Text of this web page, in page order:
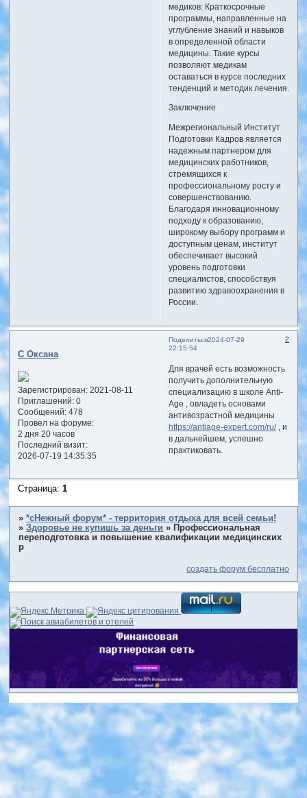
медиков: Краткосрочные
программы, направленные на
углубление знаний и навыков
в определенной области
медицины. Такие курсы
позволяют медикам
оставаться в курсе последних
тенденций и методик лечения.
Заключение
Межрегиональный Институт
Подготовки Кадров является
надежным партнером для
медицинских работников,
стремящихся к
профессиональному росту и
совершенствованию.
Благодаря инновационному
подходу к образованию,
широкому выбору программ и
доступным ценам, институт
обеспечивает высокий
уровень подготовки
специалистов, способствуя
развитию здравоохранения в
России.
Поделиться 2
2024-07-29
22:15:54
С Оксана
Зарегистрирован: 2021-08-11
Приглашений:0
Сообщений:478
Провел на форуме:
2 дня 20 часов
Последний визит:
2026-07-19 14:35:35
Для врачей есть возможность
получить дополнительную
специализацию в школе Anti-
Age , овладеть основами
антивозрастной медицины
https://antiage-expert.com/ru/, и
в дальнейшем, успешно
практиковать.
Страница:1
»*сНежный форум* - территория отдыха для всей семьи!
»Здоровье не купишь за деньги » Профессиональная
переподготовка и повышение квалификации медицинских
р
создать форум бесплатно